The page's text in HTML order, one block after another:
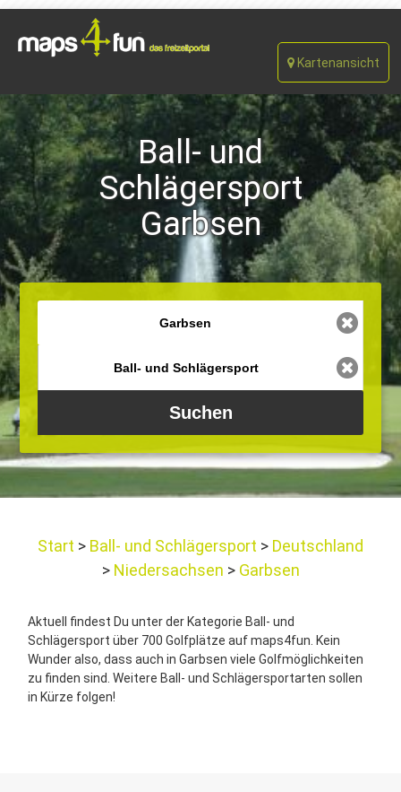
Kartenansicht
Ball- und
Schlägersport
Garbsen
Start Ball- und Schlägersport
Deutschland
Niedersachsen
Garbsen
Aktuell findest Du unter der Kategorie Ball- und
Schlägersport über 700 Golfplätze auf maps4fun. Kein
Wunder also, dass auch in Garbsen viele Golfmöglichkeiten
zu finden sind. Weitere Ball- und Schlägersportarten sollen
in Kürze folgen!